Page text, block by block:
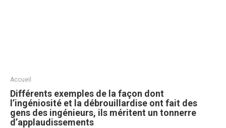
Accueil
Différents exemples de la façon dont
l’ingéniosité et la débrouillardise ont fait des
gens des ingénieurs, ils méritent un tonnerre
d’applaudissements